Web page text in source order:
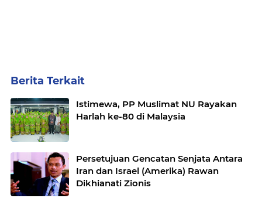
Berita Terkait
Istimewa, PP Muslimat NU Rayakan
Harlah ke-80 di Malaysia
Persetujuan Gencatan Senjata Antara
Iran dan Israel (Amerika) Rawan
Dikhianati Zionis